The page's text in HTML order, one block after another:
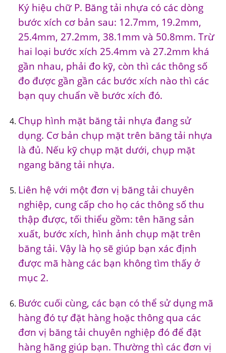
Ký hiệu chữ P. Băng tải nhựa có các dòng
bước xích cơ bản sau: 12.7mm, 19.2mm,
25.4mm, 27.2mm, 38.1mm và 50.8mm. Trừ
hai loại bước xích 25.4mm và 27.2mm khá
gần nhau, phải đo kỹ, còn thì các thông số
đo được gần gần các bước xích nào thì các
bạn quy chuẩn về bước xích đó.
Chụp hình mặt băng tải nhựa đang sử
dụng. Cơ bản chụp mặt trên băng tải nhựa
là đủ. Nếu kỹ chụp mặt dưới, chụp mặt
ngang băng tải nhựa.
Liên hệ với một đơn vị băng tải chuyên
nghiệp, cung cấp cho họ các thông số thu
thập được, tối thiểu gồm: tên hãng sản
xuất, bước xích, hình ảnh chụp mặt trên
băng tải. Vậy là họ sẽ giúp bạn xác định
được mã hàng các bạn không tìm thấy ở
mục 2.
Bước cuối cùng, các bạn có thể sử dụng mã
hàng đó tự đặt hàng hoặc thông qua các
đơn vị băng tải chuyên nghiệp đó để đặt
hàng hãng giúp bạn. Thường thì các đơn vị